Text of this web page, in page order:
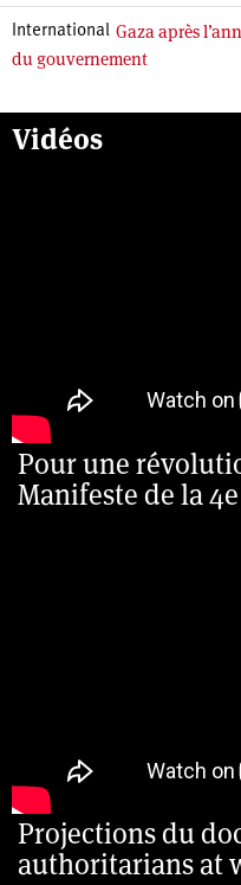
International Gaza après
du gouvernement
Vidéos
Pour une
Manifeste de la
Projections du
authoritarians at